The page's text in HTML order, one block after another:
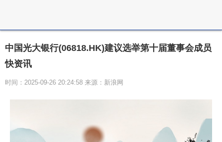
中国光大银行(06818.HK)建议选举第十届董事会成员
快资讯
时间：2025-09-26 20:24:58 来源：新浪网